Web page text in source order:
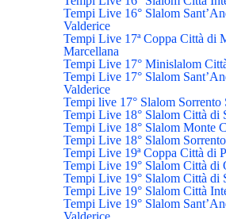
Tempi Live 16° Slalom
Valderice
Tempi Live 17ª Coppa Città di
Marcellana
Tempi Live 17° Minislalom
Tempi Live 17° Slalom
Valderice
Tempi live 17° Slalom Sorrento
Tempi Live 18° Slalom Città di
Tempi Live 18° Slalom Monte
Tempi Live 18° Slalom
Tempi Live 19ª Coppa Città di
Tempi Live 19° Slalom Città di
Tempi Live 19° Slalom Città di
Tempi Live 19° Slalom Città
Tempi Live 19° Slalom
Valderice